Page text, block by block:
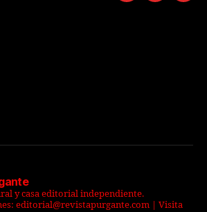
y casa editorial independiente.
editorial@revistapurgante.com | Visita